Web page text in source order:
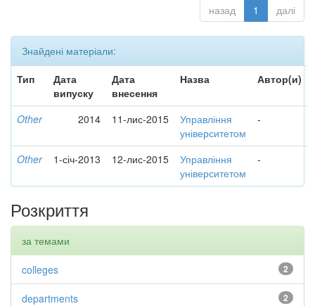
назад 1 далі
Знайдені матеріали:
Тип
Дата
випуску
Дата
внесення
Назва Автор(и)
Other 2014 11-лис-2015
Управління
університетом
-
Other 1-січ-2013 12-лис-2015
Управління
університетом
-
Розкриття
за темами
2
colleges
2
departments